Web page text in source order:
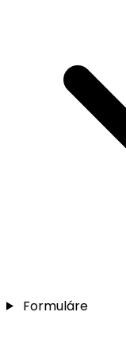
Formuláre